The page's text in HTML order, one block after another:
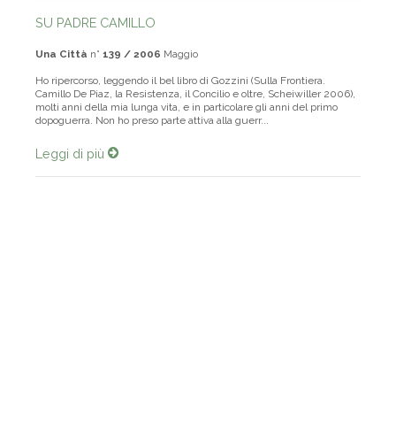
SU PADRE CAMILLO
Una Città n° 139 / 2006 Maggio
Ho ripercorso, leggendo il bel libro di Gozzini (Sulla Frontiera.
Camillo De Piaz, la Resistenza, il Concilio e oltre, Scheiwiller 2006),
molti anni della mia lunga vita, e in particolare gli anni del primo
dopoguerra. Non ho preso parte attiva alla guerr...
Leggi di più